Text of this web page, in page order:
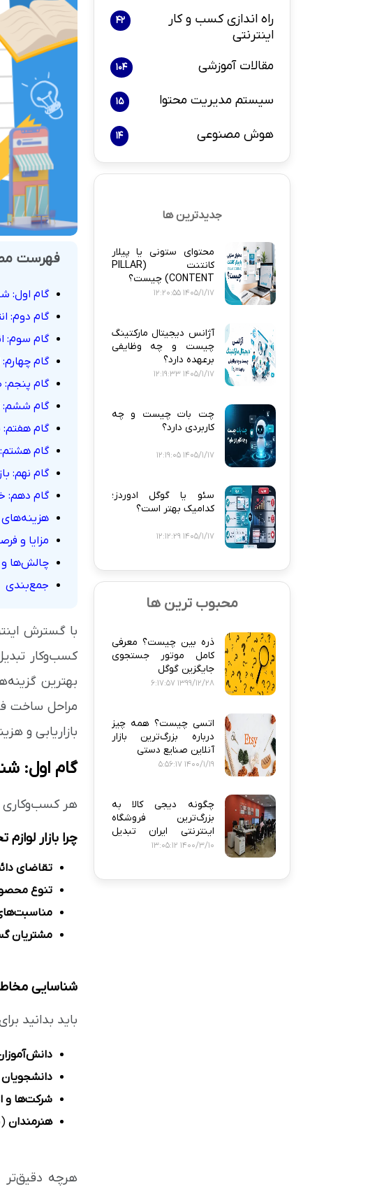
بازاریابی و فروش
پلاگین های ارسال و تحویل
فهرست
گام اول:
گام دوم:
گام سوم:
گام
گام پنجم:
گام ششم:
گام
گام
گام نهم:
گام دهم:
هزینه‌های
مزایا و
چالش‌ها
جمع‌بندی
با گسترش
کسب‌وکار
بهترین
مراحل ساخت
بازاریابی و
گام اول:
هر کسب‌وکاری
چرا بازار
تقاضای
تنوع
مشتریان
شناسایی
باید بدانید
دانشجویان
شرکت‌ها و
هنرمندان
هرچه دقیق‌تر
راه اندازی کسب و کار
اینترنتی
42
مقالات آموزشی 104
سیستم مدیریت محتوا 15
هوش مصنوعی 14
جدیدترین ها
محتوای ستونی یا پیلار
کانتنت (PILLAR
CONTENT) چیست؟
1405/1/17 12:20:55
آژانس دیجیتال مارکتینگ
چیست و چه وظایفی
برعهده دارد؟
1405/1/17 12:19:33
چت بات چیست و چه
کاربردی دارد؟
1405/1/17 12:19:05
سئو یا گوگل ادوردز؛
کدامیک بهتر است؟
1405/1/17 12:12:29
محبوب ترین ها
ذره‌ بین چیست؟ معرفی
کامل موتور جستجوی
جایگزین گوگل
1399/12/28 6:17:57
اتسی چیست؟ همه‌ چیز
درباره بزرگ‌ترین بازار
آنلاین صنایع دستی
1400/1/19 5:56:17
چگونه دیجی‌ کالا به
بزرگ‌ترین فروشگاه
اینترنتی ایران تبدیل
شد؟
1400/3/10 13:05:12